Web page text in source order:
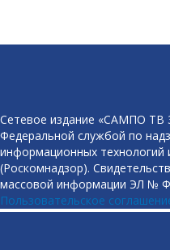
Сетевое издание «САМПО ТВ
Федеральной службой по
информационных технологий
(Роскомнадзор).
массовой информации ЭЛ №
Пользовательское